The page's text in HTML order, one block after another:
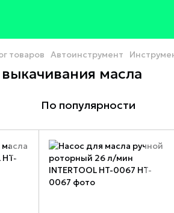
товаров Автоинструмент
масла
По популярности